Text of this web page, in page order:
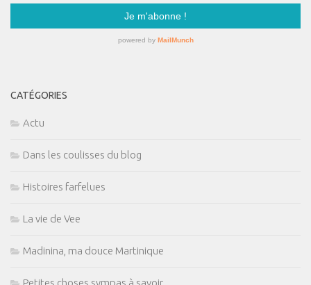
CATÉGORIES
Actu
Dans les coulisses du blog
Histoires farfelues
La vie de Vee
Madinina, ma douce Martinique
Petites choses sympas à savoir